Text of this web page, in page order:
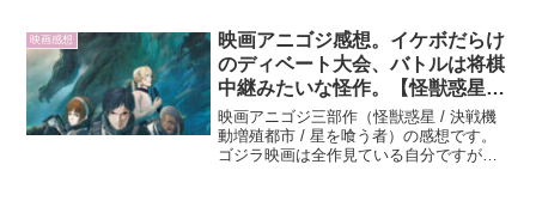
映画感想
映画アニゴジ感想。イケボだらけ
のディベート大会、バトルは将棋
中継みたいな怪作。【怪獣惑星三
部作】
映画アニゴジ三部作（怪獣惑星 / 決戦機
動増殖都市 / 星を喰う者）の感想です。
ゴジラ映画は全作見ている自分ですが、